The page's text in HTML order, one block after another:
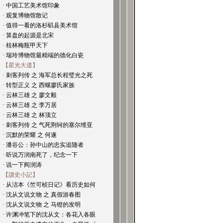
· 中国工艺美术馆印象
· 观复博物馆散记
· 值得一看的洛杉矶县美术馆
· 算盘的起源是北宋
· 桂林梅瓶甲天下
· 瑞玲博物馆最精端的德化白瓷
【星光大道】
· 刺客列传 之 海军总长程璧光之死
· 转型正义 之 西螺廖氏家族
· 云林三雄 之 廖文毅
· 云林三雄 之 李万居
· 云林三雄 之 林顶立
· 刺客列传 之 气死荆轲的塞尔维亚
· 沉默的荣耀 之 何遂
· 潘谷公：孙中山的忠实追随者
· 听说万润南死了，纪念一下
· 说一下阎润涛
【讀史小記】
· 从洁本《竺可桢日记》看历史如何
· 沈从文说文物 之 真假游春图
· 沈从文说文物 之 马镫的发明
· 许渊冲笔下的沈从文：各花入各眼